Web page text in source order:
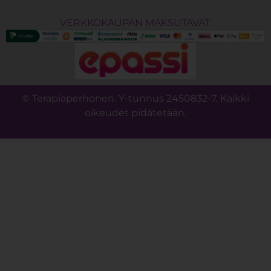
VERKKOKAUPAN MAKSUTAVAT:
© Terapiaperhonen. Y-tunnus 2450832-7. Kaikki
oikeudet pidätetään.